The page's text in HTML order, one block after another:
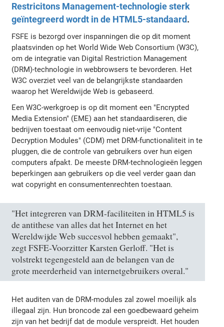
Restricitons Management-technologie sterk
geïntegreerd wordt in de HTML5-standaard.
FSFE is bezorgd over inspanningen die op dit moment
plaatsvinden op het World Wide Web Consortium (W3C),
om de integratie van Digital Restriction Management
(DRM)-technologie in webbrowsers te bevorderen. Het
W3C overziet veel van de belangrijkste standaarden
waarop het Wereldwijde Web is gebaseerd.
Een W3C-werkgroep is op dit moment een "Encrypted
Media Extension" (EME) aan het standaardiseren, die
bedrijven toestaat om eenvoudig niet-vrije "Content
Decryption Modules" (CDM) met DRM-functionaliteit in te
pluggen, die de controle van gebruikers over hun eigen
computers afpakt. De meeste DRM-technologieën leggen
beperkingen aan gebruikers op die veel verder gaan dan
wat copyright en consumentenrechten toestaan.
"Het integreren van DRM-faciliteiten in HTML5 is
de antithese van alles dat het Internet en het
Wereldwijde Web succesvol hebben gemaakt",
zegt FSFE-Voorzitter Karsten Gerloff. "Het is
volstrekt tegengesteld aan de belangen van de
grote meerderheid van internetgebruikers overal."
Het auditen van de DRM-modules zal zowel moeilijk als
illegaal zijn. Hun broncode zal een goedbewaard geheim
zijn van het bedrijf dat de module verspreidt. Het houden